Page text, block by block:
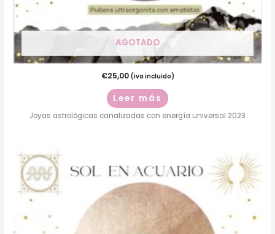
AGOTADO
€25,00 (iva incluido)
Leer más
Joyas astrológicas canalizadas con energía universal 2023